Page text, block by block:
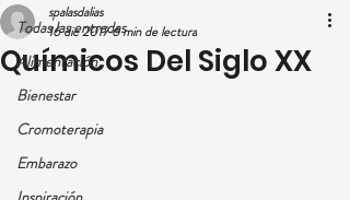
Todas las entradas
Alimentación
Bienestar
Cromoterapia
Embarazo
Químicos Del Siglo XX
spalasdalias
16 dic 20176 min de lectura